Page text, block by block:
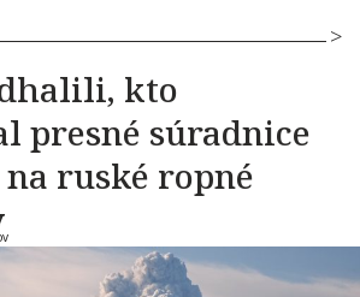
kto
presné súradnice
ruské ropné